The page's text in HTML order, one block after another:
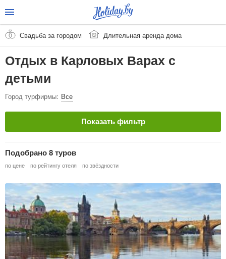
Свадьба за городом Длительная аренда дома
Отдых в Карловых Варах с
детьми
Город турфирмы: Все
Показать фильтр
Чехия
Город / Курорт Очистить
Карловы Вары
Тип тура
Подобрано 8 туров
по цене по рейтингу отеля по звёздности